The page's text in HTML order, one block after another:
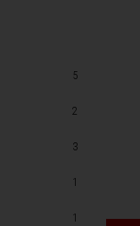
5
2
3
1
1